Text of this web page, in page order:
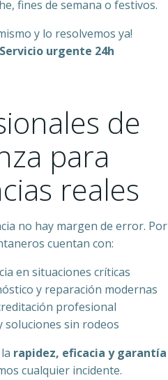
fines de semana o festivos.
y lo resolvemos ya!
urgente 24h
de
para
reales
no hay margen de error. Por
cuentan con:
en situaciones críticas
y reparación modernas
profesional
soluciones sin rodeos
rapidez, eficacia y garantía
cualquier incidente.